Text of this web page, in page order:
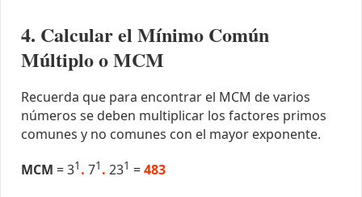
4. Calcular el Mínimo Común
Múltiplo o MCM
Recuerda que para encontrar el MCM de varios
números se deben multiplicar los factores primos
comunes y no comunes con el mayor exponente.
MCM = 31 . 71 . 231 =483